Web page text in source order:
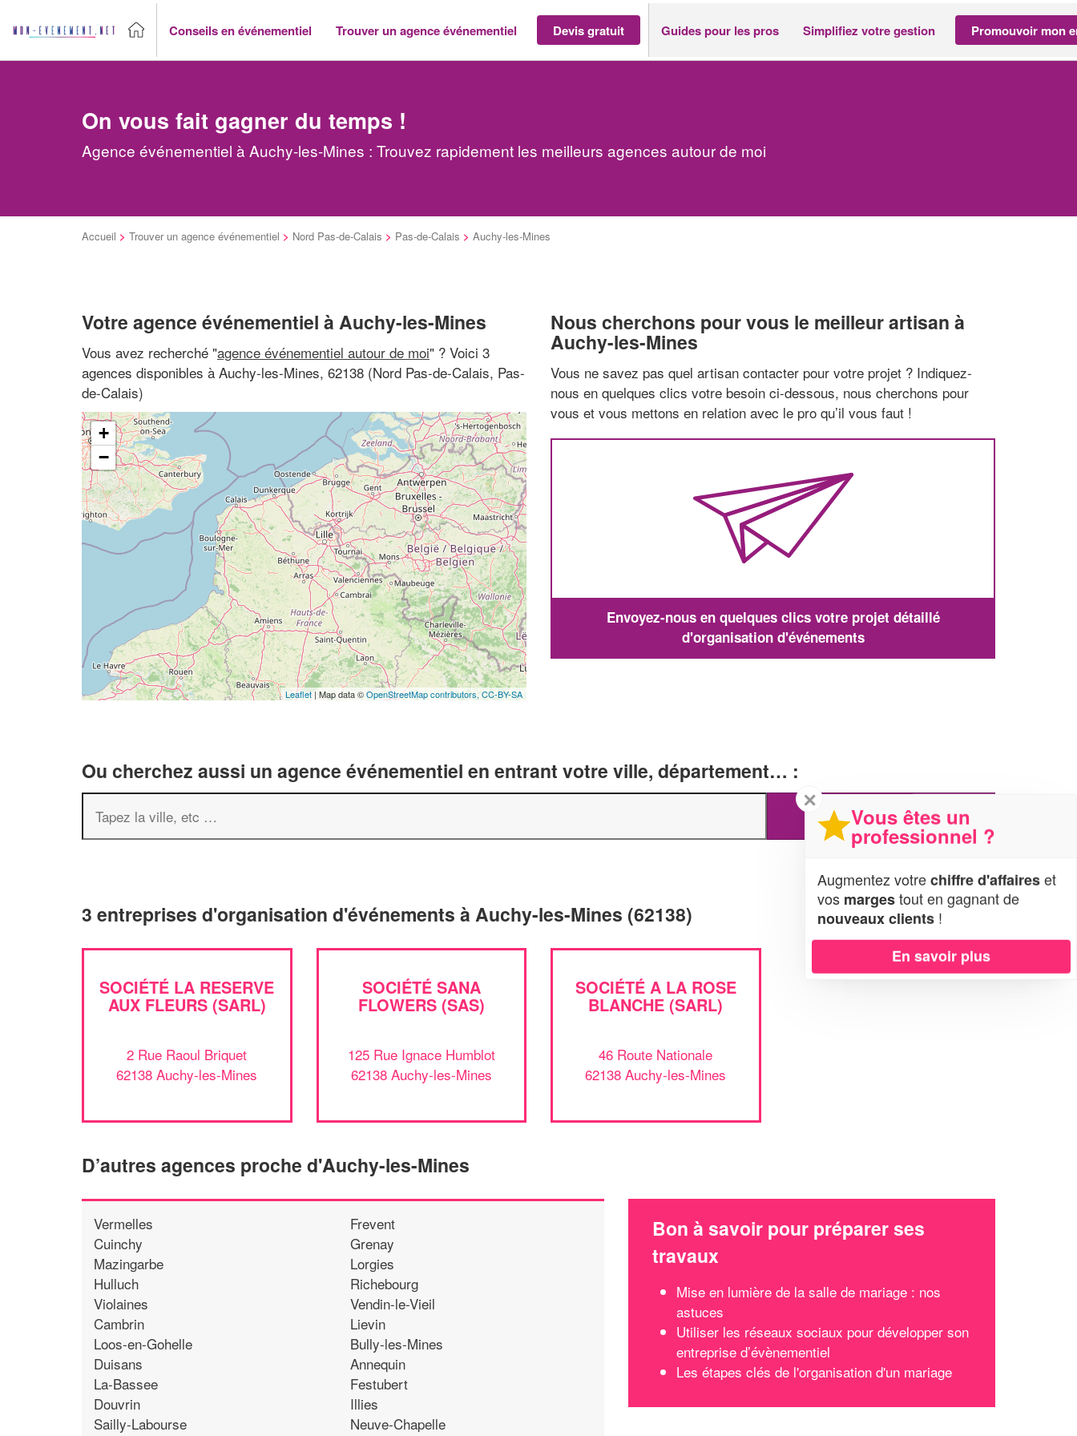
Conseils en événementiel Trouver un agence événementiel Devis gratuit Guides pour les pros Simplifiez votre gestion Promouvoir mon
On vous fait gagner du temps !
Agence événementiel à Auchy-les-Mines : Trouvez rapidement les meilleurs agences autour de moi
Accueil > Trouver un agence événementiel > Nord Pas-de-Calais > Pas-de-Calais > Auchy-les-Mines
Votre agence événementiel à Auchy-les-Mines
Vous avez recherché "agence événementiel autour de moi" ? Voici 3
agences disponibles à Auchy-les-Mines, 62138 (Nord Pas-de-Calais, Pas-
de-Calais)
+
−
Leaflet | Map data ©OpenStreetMap contributors, CC-BY-SA
Nous cherchons pour vous le meilleur artisan à
Auchy-les-Mines
Vous ne savez pas quel artisan contacter pour votre projet ? Indiquez-
nous en quelques clics votre besoin ci-dessous, nous cherchons pour
vous et vous mettons en relation avec le pro qu’il vous faut !
Envoyez-nous en quelques clics votre projet détaillé
d'organisation d'événements
Ou cherchez aussi un agence événementiel en entrant votre ville, département… :
3 entreprises d'organisation d'événements à Auchy-les-Mines (62138)
SOCIÉTÉ LA RESERVE
AUX FLEURS (SARL)
2 Rue Raoul Briquet
62138 Auchy-les-Mines
SOCIÉTÉ SANA
FLOWERS (SAS)
125 Rue Ignace Humblot
62138 Auchy-les-Mines
SOCIÉTÉ A LA ROSE
BLANCHE (SARL)
46 Route Nationale
62138 Auchy-les-Mines
D’autres agences proche d'Auchy-les-Mines
Vermelles
Cuinchy
Mazingarbe
Hulluch
Violaines
Cambrin
Loos-en-Gohelle
Duisans
La-Bassee
Douvrin
Sailly-Labourse
Frevent
Grenay
Lorgies
Richebourg
Vendin-le-Vieil
Lievin
Bully-les-Mines
Annequin
Festubert
Illies
Neuve-Chapelle
Bon à savoir pour préparer ses
travaux
Mise en lumière de la salle de mariage : nos
astuces
Utiliser les réseaux sociaux pour développer son
entreprise d’évènementiel
Les étapes clés de l'organisation d'un mariage
✕
Vous êtes un
professionnel ?
Augmentez votrechiffre d'affaireset
vos margestout en gagnant de
nouveaux clients !
En savoir plus